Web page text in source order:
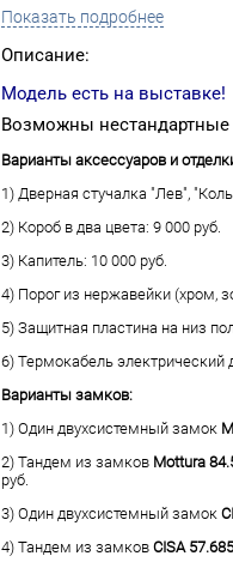
Показать подробнее
Описание:
Модель есть на выставке!
Возможны
Варианты аксессуаров и
1) Дверная стучалка "Лев",
2) Короб в два цвета: 9 000 руб.
3) Капитель: 10 000 руб.
4) Порог из нержавейки (хром,
5) Защитная пластина на низ
6) Термокабель электрический
Варианты замков:
1) Один двухсистемный замок
2) Тандем из замков Mottura
руб.
3) Один двухсистемный замок
4) Тандем из замков CISA